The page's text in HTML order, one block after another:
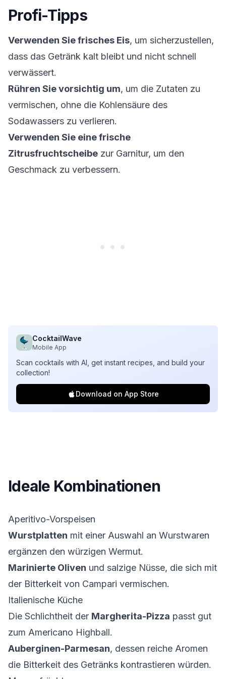
Profi-Tipps
Verwenden Sie frisches Eis, um sicherzustellen,
dass das Getränk kalt bleibt und nicht schnell
verwässert.
Rühren Sie vorsichtig um, um die Zutaten zu
vermischen, ohne die Kohlensäure des
Sodawassers zu verlieren.
Verwenden Sie eine frische
Zitrusfruchtscheibe zur Garnitur, um den
Geschmack zu verbessern.
CocktailWave
Mobile App
Scan cocktails with AI, get instant recipes, and build your
collection!
Download on App Store
Ideale Kombinationen
Aperitivo-Vorspeisen
Wurstplatten mit einer Auswahl an Wurstwaren
ergänzen den würzigen Wermut.
Marinierte Oliven und salzige Nüsse, die sich mit
der Bitterkeit von Campari vermischen.
Italienische Küche
Die Schlichtheit der Margherita-Pizza passt gut
zum Americano Highball.
Auberginen-Parmesan, dessen reiche Aromen
die Bitterkeit des Getränks kontrastieren würden.